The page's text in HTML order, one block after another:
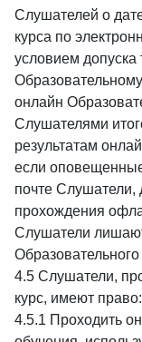
Слушателей о
курса по
условием
онлайн
Слушателями
результатам
если
почте Слушатели,
прохождения
Слушатели
Образовательного
4.5 Слушатели,
курс, имеют право:
4.5.1 Проходить